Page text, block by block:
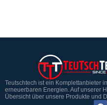
Teutschtech ist ein Komplettanbieter
erneuerbaren Energien. Auf unserer
Übersicht über unsere Produkte und